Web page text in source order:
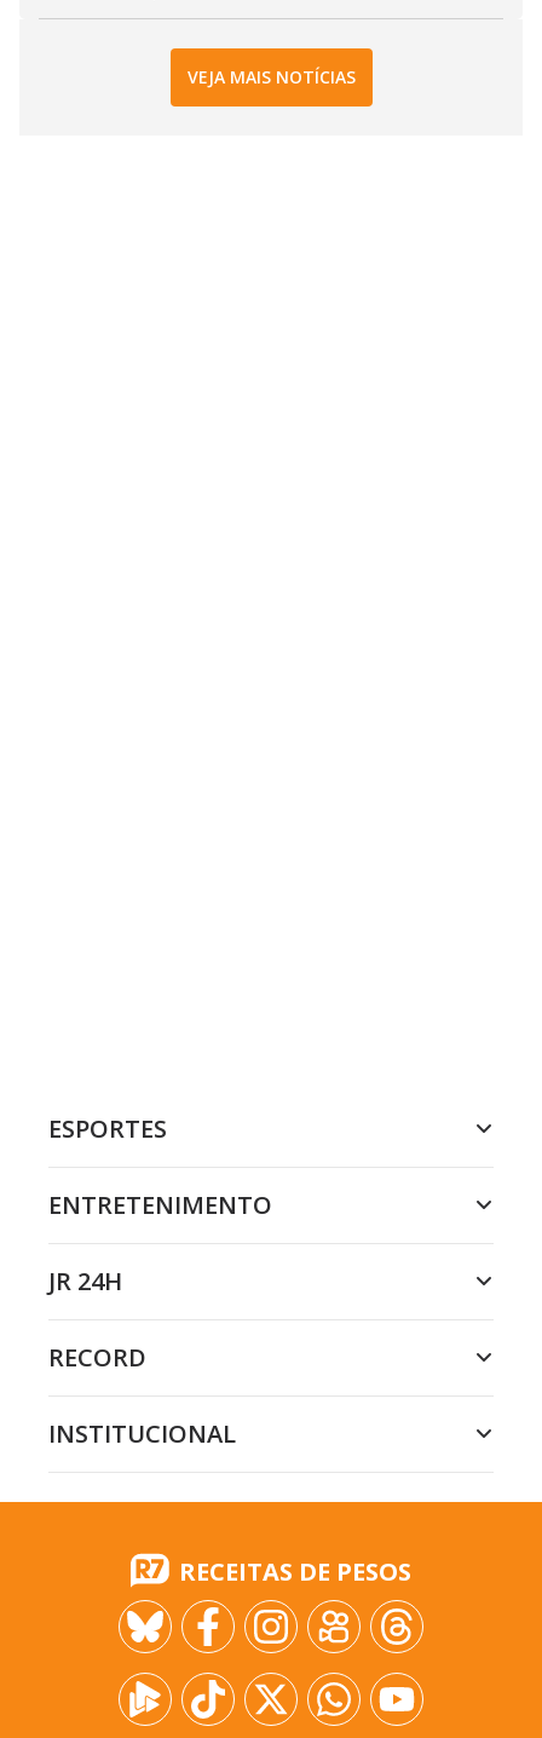
VEJA MAIS NOTÍCIAS
ESPORTES
ENTRETENIMENTO
JR 24H
RECORD
INSTITUCIONAL
RECEITAS DE PESOS